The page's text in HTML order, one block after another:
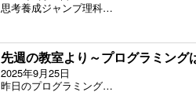
思考養成ジャンプ理科…
先週の教室より～プログラミン
2025年9月25日
昨日のプログラミング…